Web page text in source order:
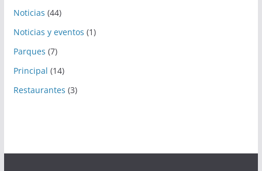
Noticias (44)
Noticias y eventos (1)
Parques (7)
Principal (14)
Restaurantes (3)